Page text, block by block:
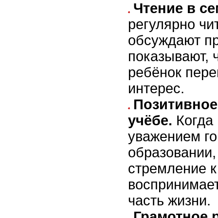
Чтение в
регулярно
обсуждают
показывают,
ребёнок
интерес.
учёбе.
уважением
стремление
часть жизни.